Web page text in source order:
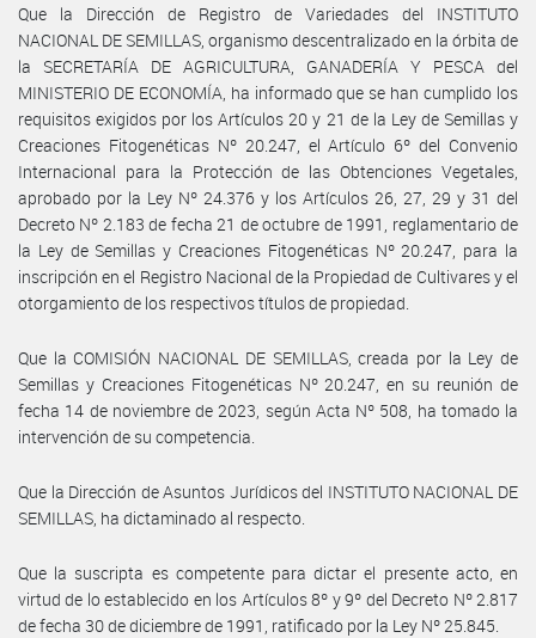
Que la Dirección de Registro de Variedades del INSTITUTO
NACIONAL DE SEMILLAS, organismo descentralizado en la órbita de
la SECRETARÍA DE AGRICULTURA, GANADERÍA Y PESCA del
MINISTERIO DE ECONOMÍA, ha informado que se han cumplido los
requisitos exigidos por los Artículos 20 y 21 de la Ley de Semillas y
Creaciones Fitogenéticas Nº 20.247, el Artículo 6º del Convenio
Internacional para la Protección de las Obtenciones Vegetales,
aprobado por la Ley Nº 24.376 y los Artículos 26, 27, 29 y 31 del
Decreto Nº 2.183 de fecha 21 de octubre de 1991, reglamentario de
la Ley de Semillas y Creaciones Fitogenéticas Nº 20.247, para la
inscripción en el Registro Nacional de la Propiedad de Cultivares y el
otorgamiento de los respectivos títulos de propiedad.
Que la COMISIÓN NACIONAL DE SEMILLAS, creada por la Ley de
Semillas y Creaciones Fitogenéticas Nº 20.247, en su reunión de
fecha 14 de noviembre de 2023, según Acta Nº 508, ha tomado la
intervención de su competencia.
Que la Dirección de Asuntos Jurídicos del INSTITUTO NACIONAL DE
SEMILLAS, ha dictaminado al respecto.
Que la suscripta es competente para dictar el presente acto, en
virtud de lo establecido en los Artículos 8º y 9º del Decreto Nº 2.817
de fecha 30 de diciembre de 1991, ratificado por la Ley Nº 25.845.